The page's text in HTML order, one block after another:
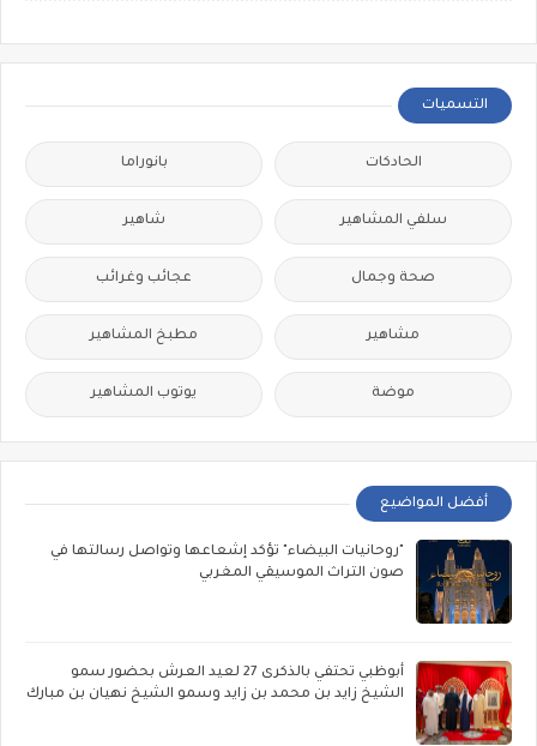
التسميات
الحادكات بانوراما
سلفي المشاهير شاهير
صحة وجمال عجائب وغرائب
مشاهير مطبخ المشاهير
موضة يوتوب المشاهير
أفضل المواضيع
"روحانيات البيضاء" تؤكد إشعاعها وتواصل رسالتها في
صون التراث الموسيقي المغربي
أبوظبي تحتفي بالذكرى 27 لعيد العرش بحضور سمو
الشيخ زايد بن محمد بن زايد وسمو الشيخ نهيان بن مبارك